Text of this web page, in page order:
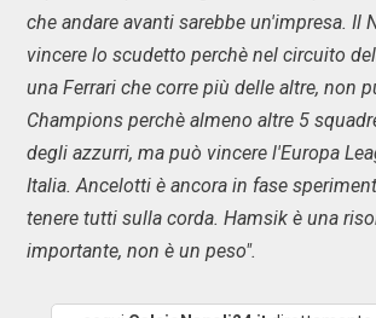
che andare avanti sarebbe un'impresa. Il
vincere lo scudetto perchè nel circuito
una Ferrari che corre più delle altre, non
Champions perchè almeno altre 5
degli azzurri, ma può vincere l'Europa
Italia. Ancelotti è ancora in fase
tenere tutti sulla corda. Hamsik è una
importante, non è un peso".